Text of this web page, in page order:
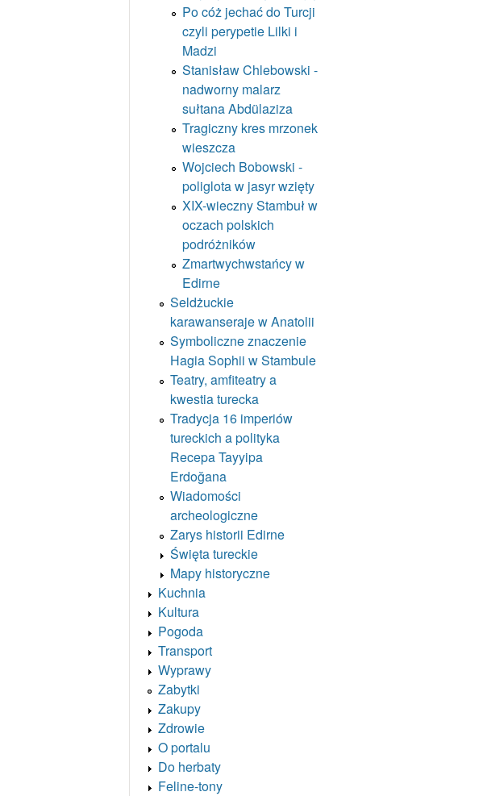
Po cóż jechać do Turcji
czyli perypetie Lilki i
Madzi
Stanisław Chlebowski -
nadworny malarz
sułtana Abdülaziza
Tragiczny kres mrzonek
wieszcza
Wojciech Bobowski -
poliglota w jasyr wzięty
XIX-wieczny Stambuł w
oczach polskich
podróżników
Zmartwychwstańcy w
Edirne
Seldżuckie
karawanseraje w Anatolii
Symboliczne znaczenie
Hagia Sophii w Stambule
Teatry, amfiteatry a
kwestia turecka
Tradycja 16 imperiów
tureckich a polityka
Recepa Tayyipa
Erdoğana
Wiadomości
archeologiczne
Zarys historii Edirne
Święta tureckie
Mapy historyczne
Kuchnia
Kultura
Pogoda
Transport
Wyprawy
Zabytki
Zakupy
Zdrowie
O portalu
Do herbaty
Feline-tony